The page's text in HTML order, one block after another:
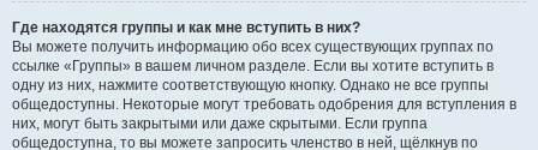
Где находятся группы и как мне вступить в них?
Вы можете получить информацию обо всех существующих группах по
ссылке «Группы» в вашем личном разделе. Если вы хотите вступить в
одну из них, нажмите соответствующую кнопку. Однако не все группы
общедоступны. Некоторые могут требовать одобрения для вступления в
них, могут быть закрытыми или даже скрытыми. Если группа
общедоступна, то вы можете запросить членство в ней, щёлкнув по